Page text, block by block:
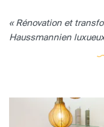
« Rénovation et
Haussmannien